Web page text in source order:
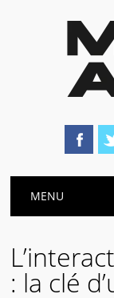
Main
MENU
: la clé